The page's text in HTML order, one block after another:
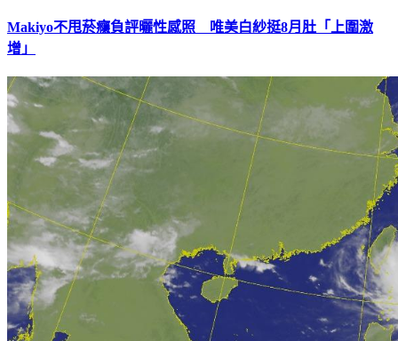
Makiyo不甩菸癮負評曬性感照 唯美白紗挺8月肚「上圍激
增」